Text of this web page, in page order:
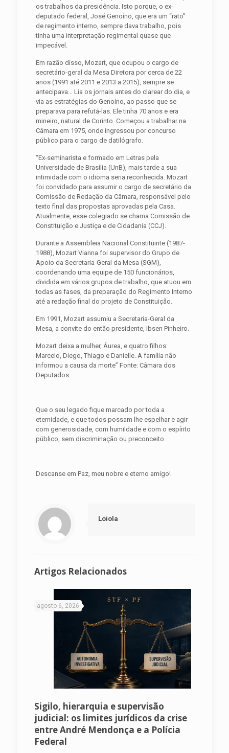
os trabalhos da presidência. Isto porque, o ex-
deputado federal, José Genoíno, que era um “rato”
de regimento interno, sempre dava trabalho, pois
tinha uma interpretação regimental quase que
impecável.
Em razão disso, Mozart, que ocupou o cargo de
secretário-geral da Mesa Diretora por cerca de 22
anos (1991 até 2011 e 2013 a 2015), sempre se
antecipava… Lia os jornais antes do clarear do dia, e
via as estratégias do Genoíno, ao passo que se
preparava para refutá-las. Ele tinha 70 anos e era
mineiro, natural de Corinto. Começou a trabalhar na
Câmara em 1975, onde ingressou por concurso
público para o cargo de datilógrafo.
“Ex-seminarista e formado em Letras pela
Universidade de Brasília (UnB), mais tarde a sua
intimidade com o idioma seria reconhecida. Mozart
foi convidado para assumir o cargo de secretário da
Comissão de Redação da Câmara, responsável pelo
texto final das propostas aprovadas pela Casa.
Atualmente, esse colegiado se chama Comissão de
Constituição e Justiça e de Cidadania (CCJ).
Durante a Assembleia Nacional Constituinte (1987-
1988), Mozart Vianna foi supervisor do Grupo de
Apoio da Secretaria-Geral da Mesa (SGM),
coordenando uma equipe de 150 funcionários,
dividida em vários grupos de trabalho, que atuou em
todas as fases, da preparação do Regimento Interno
até a redação final do projeto de Constituição.
Em 1991, Mozart assumiu a Secretaria-Geral da
Mesa, a convite do então presidente, Ibsen Pinheiro.
Mozart deixa a mulher, Áurea, e quatro filhos:
Marcelo, Diego, Thiago e Danielle. A família não
informou a causa da morte” Fonte: Câmara dos
Deputados
Que o seu legado fique marcado por toda a
eternidade, e que todos possam lhe espelhar e agir
com generosidade, com humildade e com o espírito
público, sem discriminação ou preconceito.
Descanse em Paz, meu nobre e eterno amigo!
Loiola
Artigos Relacionados
agosto 6, 2026
Sigilo, hierarquia e supervisão
judicial: os limites jurídicos da crise
entre André Mendonça e a Polícia
Federal